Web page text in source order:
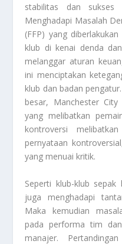
stabilitas dan sukses
Menghadapi Masalah
(FFP) yang
klub di kenai denda
melanggar aturan
ini menciptakan
klub dan badan
besar, Manchester
yang melibatkan
kontroversi
pernyataan
yang menuai kritik.
Seperti klub-klub
juga menghadapi
Maka kemudian
pada performa tim
manajer.